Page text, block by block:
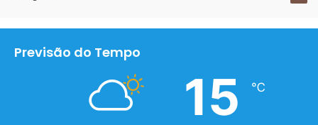
Previsão do Tempo
15 ℃